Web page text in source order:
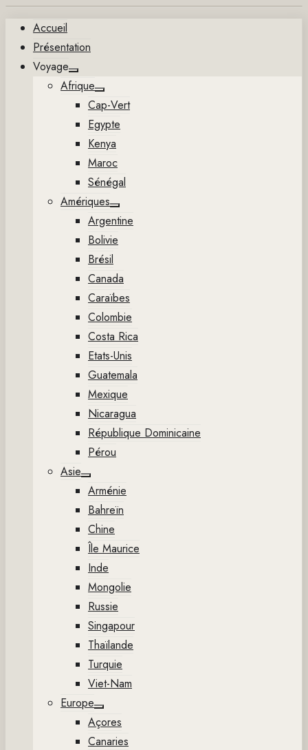
contenu
Accueil
Présentation
Voyage
Show
sub
menu
Afrique
Show
sub
menu
Cap-Vert
Egypte
Kenya
Maroc
Sénégal
Amériques
Show
sub
menu
Argentine
Bolivie
Brésil
Canada
Caraïbes
Colombie
Costa Rica
Etats-Unis
Guatemala
Mexique
Nicaragua
République Dominicaine
Pérou
Asie
Show
sub
menu
Arménie
Bahreïn
Chine
Île Maurice
Inde
Mongolie
Russie
Singapour
Thaïlande
Turquie
Viet-Nam
Europe
Show
sub
menu
Açores
Canaries